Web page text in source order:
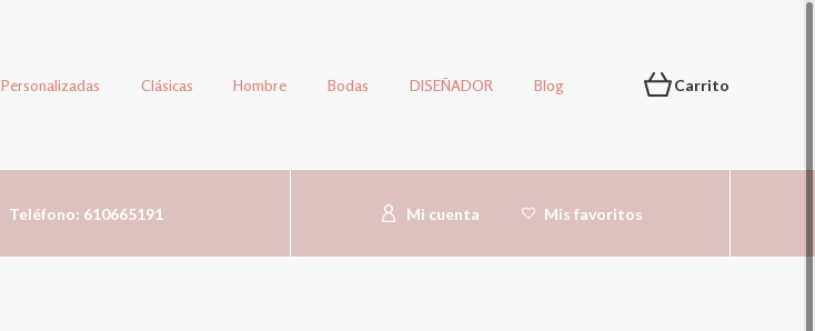
Personalizadas Clásicas Hombre Bodas DISEÑADOR Blog Carrito
Teléfono: 610665191 Mi cuenta Mis favoritos